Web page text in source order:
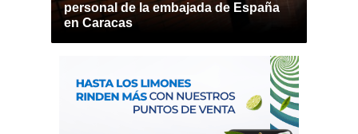
personal de la embajada de España
en Caracas